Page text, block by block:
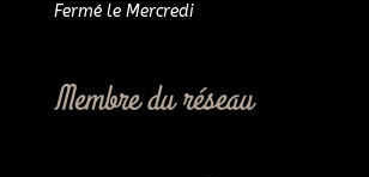
Fermé le Mercredi
Membre du réseau